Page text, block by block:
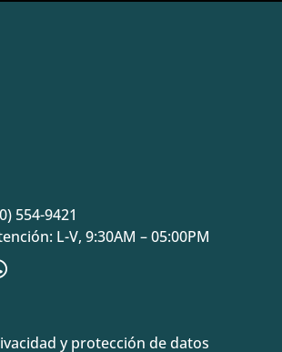
554-9421
L-V, 9:30AM – 05:00PM
y protección de datos